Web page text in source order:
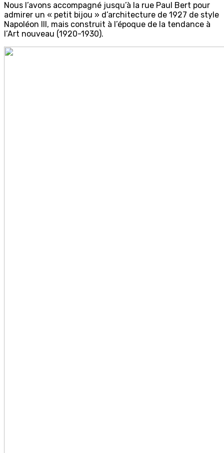
Nous l’avons accompagné jusqu’à la rue Paul Bert pour
admirer un « petit bijou » d’architecture de 1927 de style
Napoléon III, mais construit à l’époque de la tendance à
l’Art nouveau (1920-1930).